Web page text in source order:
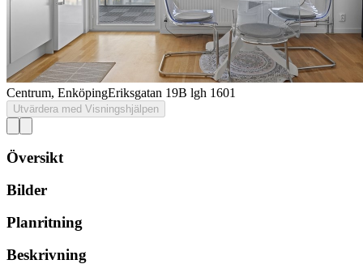
Centrum, EnköpingEriksgatan 19B lgh 1601
Utvärdera med Visningshjälpen
Översikt
Bilder
Planritning
Beskrivning